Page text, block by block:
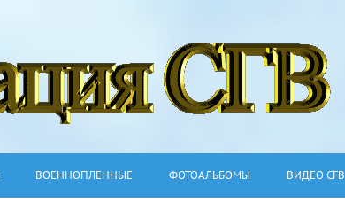
ВОЕННОПЛЕННЫЕ ФОТОАЛЬБОМЫ ВИДЕО СГВ